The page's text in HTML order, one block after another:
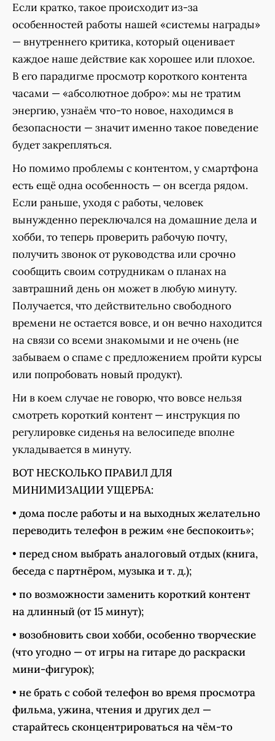
Если кратко, такое происходит из-за
особенностей работы нашей «системы награды»
— внутреннего критика, который оценивает
каждое наше действие как хорошее или плохое.
В его парадигме просмотр короткого контента
часами — «абсолютное добро»: мы не тратим
энергию, узнаём что-то новое, находимся в
безопасности — значит именно такое поведение
будет закрепляться.
Но помимо проблемы с контентом, у смартфона
есть ещё одна особенность — он всегда рядом.
Если раньше, уходя с работы, человек
вынужденно переключался на домашние дела и
хобби, то теперь проверить рабочую почту,
получить звонок от руководства или срочно
сообщить своим сотрудникам о планах на
завтрашний день он может в любую минуту.
Получается, что действительно свободного
времени не остается вовсе, и он вечно находится
на связи со всеми знакомыми и не очень (не
забываем о спаме с предложением пройти курсы
или попробовать новый продукт).
Ни в коем случае не говорю, что вовсе нельзя
смотреть короткий контент — инструкция по
регулировке сиденья на велосипеде вполне
укладывается в минуту.
ВОТ НЕСКОЛЬКО ПРАВИЛ ДЛЯ
МИНИМИЗАЦИИ УЩЕРБА:
• дома после работы и на выходных желательно
переводить телефон в режим «не беспокоить»;
• перед сном выбрать аналоговый отдых (книга,
беседа с партнёром, музыка и т. д.);
• по возможности заменить короткий контент
на длинный (от 15 минут);
• возобновить свои хобби, особенно творческие
(что угодно — от игры на гитаре до раскраски
мини-фигурок);
• не брать с собой телефон во время просмотра
фильма, ужина, чтения и других дел —
старайтесь сконцентрироваться на чём-то